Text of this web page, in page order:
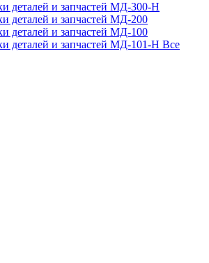
деталей и запчастей МД-300-H
деталей и запчастей МД-200
деталей и запчастей МД-100
деталей и запчастей МД-101-Н Все